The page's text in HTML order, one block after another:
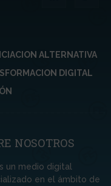
ALTERNATIVA
DIGITAL
NOSOTROS
un medio digital
en el ámbito de